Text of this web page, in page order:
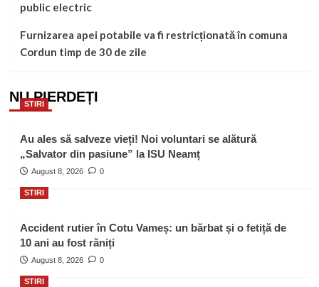
public electric
Furnizarea apei potabile va fi restricționată în comuna
Cordun timp de 30 de zile
NU PIERDEȚI
STIRI
Au ales să salveze vieți! Noi voluntari se alătură
„Salvator din pasiune” la ISU Neamț
August 8, 2026 0
STIRI
Accident rutier în Cotu Vameș: un bărbat și o fetiță de
10 ani au fost răniți
August 8, 2026 0
STIRI